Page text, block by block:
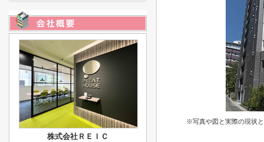
※写真や図と実際の現状
株式会社ＲＥＩＣ